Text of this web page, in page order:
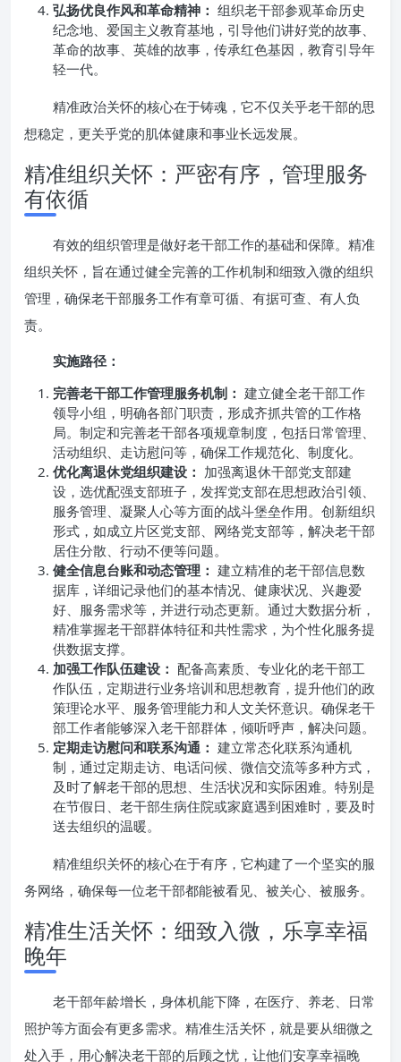
弘扬优良作风和革命精神： 组织老干部参观革命历史
纪念地、爱国主义教育基地，引导他们讲好党的故事、
革命的故事、英雄的故事，传承红色基因，教育引导年
轻一代。
精准政治关怀的核心在于铸魂，它不仅关乎老干部的思
想稳定，更关乎党的肌体健康和事业长远发展。
精准组织关怀：严密有序，管理服务
有依循
有效的组织管理是做好老干部工作的基础和保障。精准
组织关怀，旨在通过健全完善的工作机制和细致入微的组织
管理，确保老干部服务工作有章可循、有据可查、有人负
责。
实施路径：
完善老干部工作管理服务机制： 建立健全老干部工作
领导小组，明确各部门职责，形成齐抓共管的工作格
局。制定和完善老干部各项规章制度，包括日常管理、
活动组织、走访慰问等，确保工作规范化、制度化。
优化离退休党组织建设： 加强离退休干部党支部建
设，选优配强支部班子，发挥党支部在思想政治引领、
服务管理、凝聚人心等方面的战斗堡垒作用。创新组织
形式，如成立片区党支部、网络党支部等，解决老干部
居住分散、行动不便等问题。
健全信息台账和动态管理： 建立精准的老干部信息数
据库，详细记录他们的基本情况、健康状况、兴趣爱
好、服务需求等，并进行动态更新。通过大数据分析，
精准掌握老干部群体特征和共性需求，为个性化服务提
供数据支撑。
加强工作队伍建设： 配备高素质、专业化的老干部工
作队伍，定期进行业务培训和思想教育，提升他们的政
策理论水平、服务管理能力和人文关怀意识。确保老干
部工作者能够深入老干部群体，倾听呼声，解决问题。
定期走访慰问和联系沟通： 建立常态化联系沟通机
制，通过定期走访、电话问候、微信交流等多种方式，
及时了解老干部的思想、生活状况和实际困难。特别是
在节假日、老干部生病住院或家庭遇到困难时，要及时
送去组织的温暖。
精准组织关怀的核心在于有序，它构建了一个坚实的服
务网络，确保每一位老干部都能被看见、被关心、被服务。
精准生活关怀：细致入微，乐享幸福
晚年
老干部年龄增长，身体机能下降，在医疗、养老、日常
照护等方面会有更多需求。精准生活关怀，就是要从细微之
处入手，用心解决老干部的后顾之忧，让他们安享幸福晚